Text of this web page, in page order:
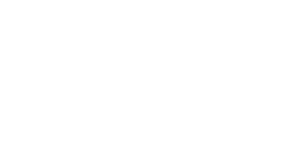
tiệc gia đình. Nếu bạn là tín
Market chắc chắn là một